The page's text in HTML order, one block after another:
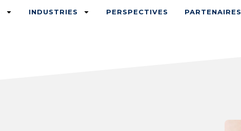
INDUSTRIES PERSPECTIVES PARTENAIRES